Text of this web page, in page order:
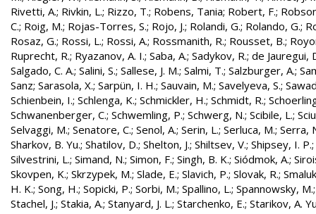
Rivetti, A.; Rivkin, L.; Rizzo, T.; Robens, Tania; Robert, F.;
C.; Roig, M.; Rojas-Torres, S.; Rojo, J.; Rolandi, G.; Rolando, G.;
Rosaz, G.; Rossi, L.; Rossi, A.; Rossmanith, R.; Rousset, B.;
Ruprecht, R.; Ryazanov, A. I.; Saba, A.; Sadykov, R.; de Jauregui,
Salgado, C. A.; Salini, S.; Sallese, J. M.; Salmi, T.; Salzburger, A.;
Sanz; Sarasola, X.; Sarpün, I. H.; Sauvain, M.; Savelyeva, S.;
Schienbein, I.; Schlenga, K.; Schmickler, H.; Schmidt, R.;
Schwanenberger, C.; Schwemling, P.; Schwerg, N.; Scibile, L.;
Selvaggi, M.; Senatore, C.; Senol, A.; Serin, L.; Serluca, M.; Serra,
Sharkov, B. Yu.; Shatilov, D.; Shelton, J.; Shiltsev, V.; Shipsey, I. P.;
Silvestrini, L.; Simand, N.; Simon, F.; Singh, B. K.; Siódmok, A.;
Skovpen, K.; Skrzypek, M.; Slade, E.; Slavich, P.; Slovak, R.;
H. K.; Song, H.; Sopicki, P.; Sorbi, M.; Spallino, L.; Spannowsky, M.
Stachel, J.; Stakia, A.; Stanyard, J. L.; Starchenko, E.; Starikov, A.